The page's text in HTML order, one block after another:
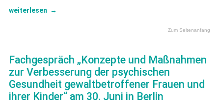
weiterlesen →
Zum Seitenanfang
Fachgespräch „Konzepte und Maßnahmen
zur Verbesserung der psychischen
Gesundheit gewaltbetroffener Frauen und
ihrer Kinder“ am 30. Juni in Berlin